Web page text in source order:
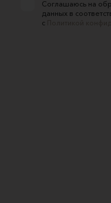
Соглашаюсь на
данных в
с